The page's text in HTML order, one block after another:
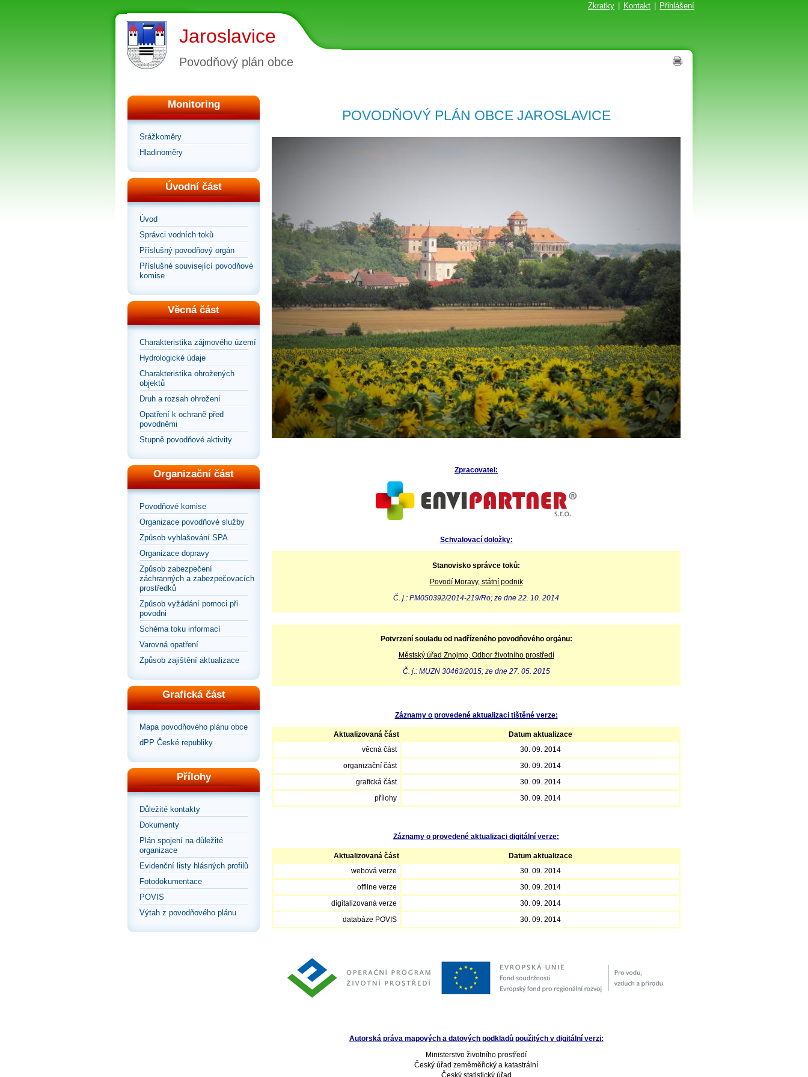
Zkratky Kontakt Přihlášení
Jaroslavice
Povodňový plán obce
Monitoring
Srážkoměry
Hladinoměry
Úvodní část
Úvod
Správci vodních toků
Příslušný povodňový orgán
Příslušné související povodňové
komise
Věcná část
Charakteristika zájmového území
Hydrologické údaje
Charakteristika ohrožených
objektů
Druh a rozsah ohrožení
Opatření k ochraně před
povodněmi
Stupně povodňové aktivity
Organizační část
Povodňové komise
Organizace povodňové služby
Způsob vyhlašování SPA
Organizace dopravy
Způsob zabezpečení
záchranných a zabezpečovacích
prostředků
Způsob vyžádání pomoci při
povodni
Schéma toku informací
Varovná opatření
Způsob zajištění aktualizace
Grafická část
Mapa povodňového plánu obce
dPP České republiky
Přílohy
Důležité kontakty
Dokumenty
Plán spojení na důležité
organizace
Evidenční listy hlásných profilů
Fotodokumentace
POVIS
Výtah z povodňového plánu
POVODŇOVÝ PLÁN OBCE JAROSLAVICE
Zpracovatel:
Schvalovací doložky:
Stanovisko správce toků:
Povodí Moravy, státní podnik
Č. j.: PM050392/2014-219/Ro; ze dne 22. 10. 2014
Potvrzení souladu od nadřízeného povodňového orgánu:
Městský úřad Znojmo, Odbor životního prostředí
Č. j.: MUZN 30463/2015; ze dne 27. 05. 2015
Záznamy o provedené aktualizaci tištěné verze:
Aktualizovaná část
Datum aktualizace
věcná část
30. 09. 2014
organizační část
30. 09. 2014
grafická část
30. 09. 2014
přílohy
30. 09. 2014
Záznamy o provedené aktualizaci digitální verze:
Aktualizovaná část
Datum aktualizace
webová verze
30. 09. 2014
offline verze
30. 09. 2014
digitalizovaná verze
30. 09. 2014
databáze POVIS
30. 09. 2014
Autorská práva mapových a datových podkladů použitých v digitální verzi:
Ministerstvo životního prostředí
Český úřad zeměměřický a katastrální
Český statistický úřad